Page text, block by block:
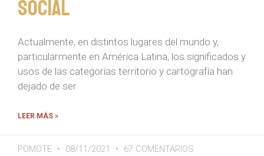
social
Actualmente, en distintos lugares del mundo y,
particularmente en América Latina, los significados y
usos de las categorías territorio y cartografía han
dejado de ser
LEER MÁS »
POMOTE 08/11/2021 67 COMENTARIOS